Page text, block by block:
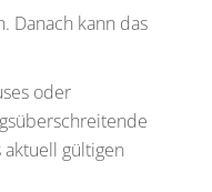
Danach kann das
oder
gültigen